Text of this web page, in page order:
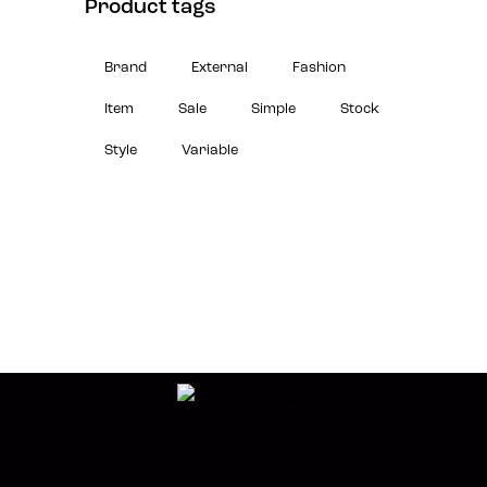
Product tags
Brand External Fashion
Item Sale Simple Stock
Style Variable